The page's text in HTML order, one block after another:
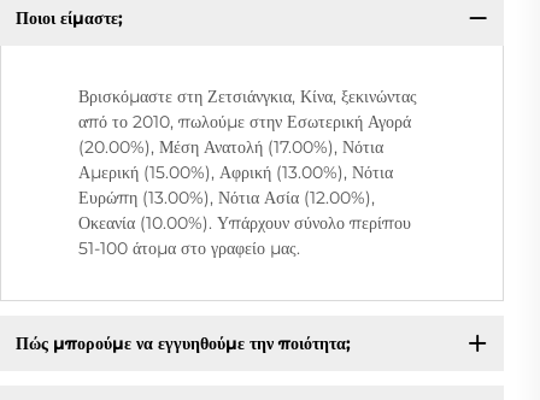
Ποιοι είμαστε;
Βρισκόμαστε στη Ζετσιάνγκια, Κίνα, ξεκινώντας
από το 2010, πωλούμε στην Εσωτερική Αγορά
(20.00%), Μέση Ανατολή (17.00%), Νότια
Αμερική (15.00%), Αφρική (13.00%), Νότια
Ευρώπη (13.00%), Νότια Ασία (12.00%),
Οκεανία (10.00%). Υπάρχουν σύνολο περίπου
51-100 άτομα στο γραφείο μας.
Πώς μπορούμε να εγγυηθούμε την ποιότητα;